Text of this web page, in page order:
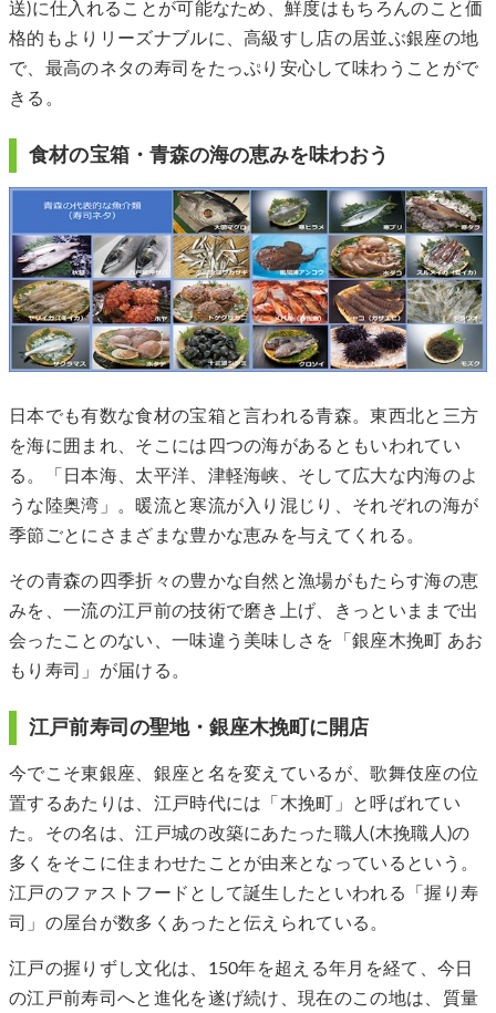
送)に仕入れることが可能なため、鮮度はもちろんのこと価
格的もよりリーズナブルに、高級すし店の居並ぶ銀座の地
で、最高のネタの寿司をたっぷり安心して味わうことがで
きる。
食材の宝箱・青森の海の恵みを味わおう
日本でも有数な食材の宝箱と言われる青森。東西北と三方
を海に囲まれ、そこには四つの海があるともいわれてい
る。「日本海、太平洋、津軽海峡、そして広大な内海のよ
うな陸奥湾」。暖流と寒流が入り混じり、それぞれの海が
季節ごとにさまざまな豊かな恵みを与えてくれる。
その青森の四季折々の豊かな自然と漁場がもたらす海の恵
みを、一流の江戸前の技術で磨き上げ、きっといままで出
会ったことのない、一味違う美味しさを「銀座木挽町 あお
もり寿司」が届ける。
江戸前寿司の聖地・銀座木挽町に開店
今でこそ東銀座、銀座と名を変えているが、歌舞伎座の位
置するあたりは、江戸時代には「木挽町」と呼ばれてい
た。その名は、江戸城の改築にあたった職人(木挽職人)の
多くをそこに住まわせたことが由来となっているという。
江戸のファストフードとして誕生したといわれる「握り寿
司」の屋台が数多くあったと伝えられている。
江戸の握りずし文化は、150年を超える年月を経て、今日
の江戸前寿司へと進化を遂げ続け、現在のこの地は、質量